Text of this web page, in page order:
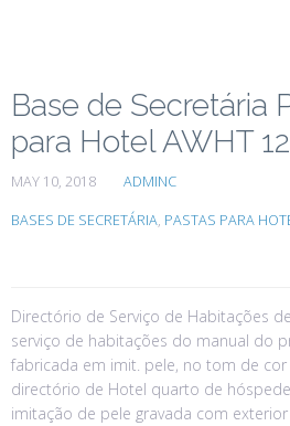
Base de Secretária
para Hotel AWHT
MAY 10, 2018 ADMINC
BASES DE SECRETÁRIA, PASTAS PARA
Directório de Serviço de Habitações
serviço de habitações do manual do
fabricada em imit. pele, no tom de
directório de Hotel quarto de
imitação de pele gravada com